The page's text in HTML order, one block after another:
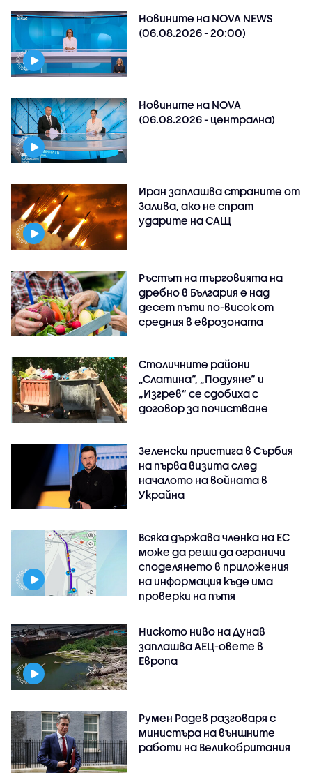
Новините на NOVA NEWS
(06.08.2026 - 20:00)
Новините на NOVA
(06.08.2026 - централна)
Иран заплашва страните от
Залива, ако не спрат
ударите на САЩ
Ръстът на търговията на
дребно в България е над
десет пъти по-висок от
средния в еврозоната
Столичните райони
„Слатина“, „Подуяне“ и
„Изгрев“ се сдобиха с
договор за почистване
Зеленски пристига в Сърбия
на първа визита след
началото на войната в
Украйна
Всяка държава членка на ЕС
може да реши да ограничи
споделянето в приложения
на информация къде има
проверки на пътя
Ниското ниво на Дунав
заплашва АЕЦ-овете в
Европа
Румен Радев разговаря с
министъра на външните
работи на Великобритания